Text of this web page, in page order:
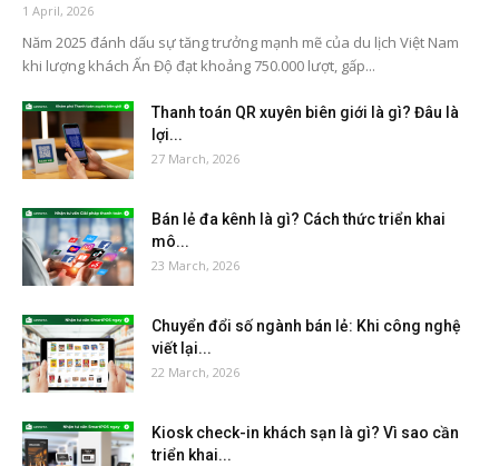
1 April, 2026
Năm 2025 đánh dấu sự tăng trưởng mạnh mẽ của du lịch Việt Nam
khi lượng khách Ấn Độ đạt khoảng 750.000 lượt, gấp...
Thanh toán QR xuyên biên giới là gì? Đâu là
lợi...
27 March, 2026
Bán lẻ đa kênh là gì? Cách thức triển khai
mô...
23 March, 2026
Chuyển đổi số ngành bán lẻ: Khi công nghệ
viết lại...
22 March, 2026
Kiosk check-in khách sạn là gì? Vì sao cần
triển khai...